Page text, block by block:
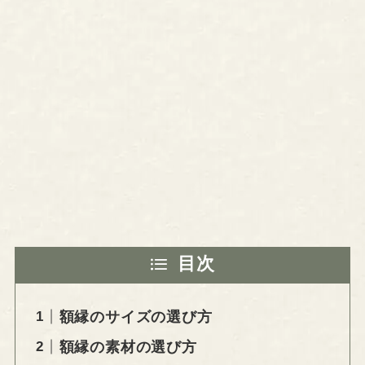
目次
額縁のサイズの選び方
額縁の素材の選び方